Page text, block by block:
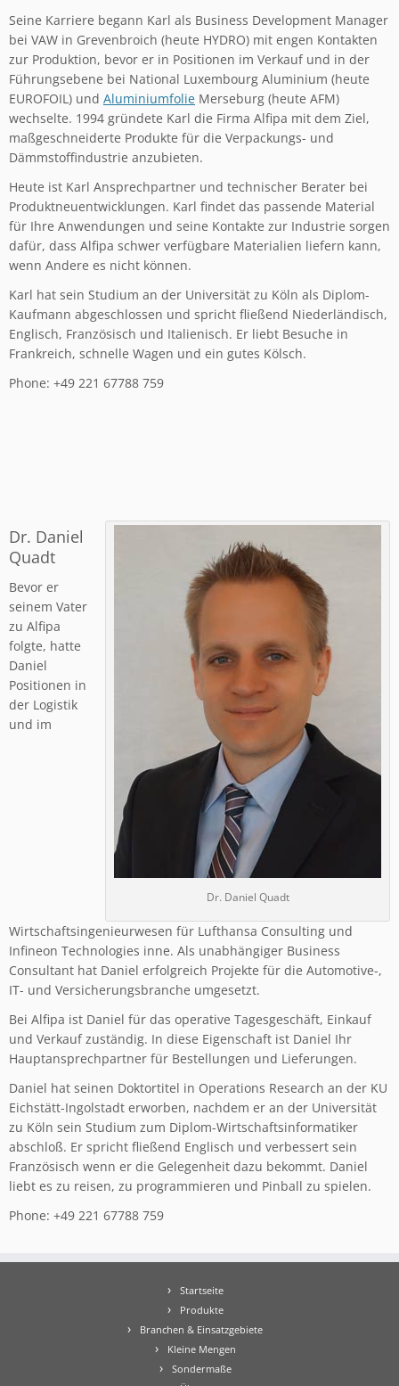
Seine Karriere begann Karl als Business Development Manager
bei VAW in Grevenbroich (heute HYDRO) mit engen Kontakten
zur Produktion, bevor er in Positionen im Verkauf und in der
Führungsebene bei National Luxembourg Aluminium (heute
EUROFOIL) und Aluminiumfolie Merseburg (heute AFM)
wechselte. 1994 gründete Karl die Firma Alfipa mit dem Ziel,
maßgeschneiderte Produkte für die Verpackungs- und
Dämmstoffindustrie anzubieten.
Heute ist Karl Ansprechpartner und technischer Berater bei
Produktneuentwicklungen. Karl findet das passende Material
für Ihre Anwendungen und seine Kontakte zur Industrie sorgen
dafür, dass Alfipa schwer verfügbare Materialien liefern kann,
wenn Andere es nicht können.
Karl hat sein Studium an der Universität zu Köln als Diplom-
Kaufmann abgeschlossen und spricht fließend Niederländisch,
Englisch, Französisch und Italienisch. Er liebt Besuche in
Frankreich, schnelle Wagen und ein gutes Kölsch.
Phone: +49 221 67788 759
Dr. Daniel Quadt
Dr. Daniel
Quadt
Bevor er
seinem Vater
zu Alfipa
folgte, hatte
Daniel
Positionen in
der Logistik
und im
Wirtschaftsingenieurwesen für Lufthansa Consulting und
Infineon Technologies inne. Als unabhängiger Business
Consultant hat Daniel erfolgreich Projekte für die Automotive-,
IT- und Versicherungsbranche umgesetzt.
Bei Alfipa ist Daniel für das operative Tagesgeschäft, Einkauf
und Verkauf zuständig. In diese Eigenschaft ist Daniel Ihr
Hauptansprechpartner für Bestellungen und Lieferungen.
Daniel hat seinen Doktortitel in Operations Research an der KU
Eichstätt-Ingolstadt erworben, nachdem er an der Universität
zu Köln sein Studium zum Diplom-Wirtschaftsinformatiker
abschloß. Er spricht fließend Englisch und verbessert sein
Französisch wenn er die Gelegenheit dazu bekommt. Daniel
liebt es zu reisen, zu programmieren und Pinball zu spielen.
Phone: +49 221 67788 759
Startseite
Produkte
Branchen & Einsatzgebiete
Kleine Mengen
Sondermaße